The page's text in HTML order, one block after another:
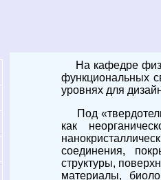
На кафедре
функциональных
уровнях для
Под
как
соединения,
структуры,
материалы,